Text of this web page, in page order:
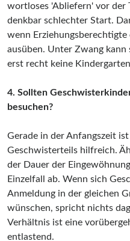
wortloses 'Abliefern' vor der
denkbar schlechter Start.
wenn
ausüben. Unter Zwang
erst recht keine
4. Sollten
besuchen?
Gerade in der Anfangszeit
Geschwisterteils hilfreich.
der Dauer der
Einzelfall ab. Wenn sich
Anmeldung in der gleichen
wünschen, spricht nichts
Verhältnis ist eine
entlastend.